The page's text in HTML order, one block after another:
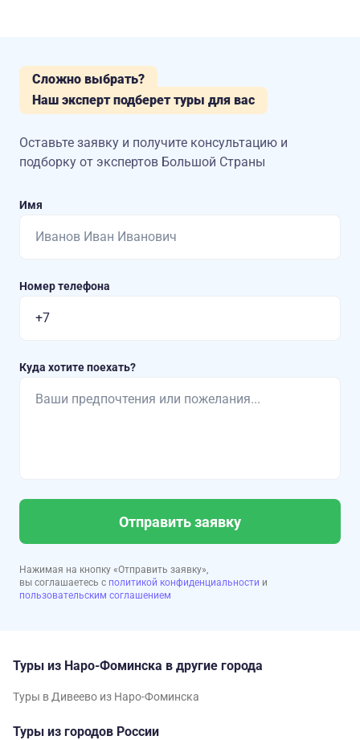
Сложно выбрать?
Наш эксперт подберет туры для вас
Оставьте заявку и получите консультацию и
подборку от экспертов Большой Страны
Имя
Номер телефона
Куда хотите поехать?
Отправить заявку
Нажимая на кнопку «Отправить заявку»,
вы соглашаетесь с политикой конфиденциальности и
пользовательским соглашением
Туры из Наро-Фоминска в другие города
Туры в Дивеево из Наро-Фоминска
Туры из городов России